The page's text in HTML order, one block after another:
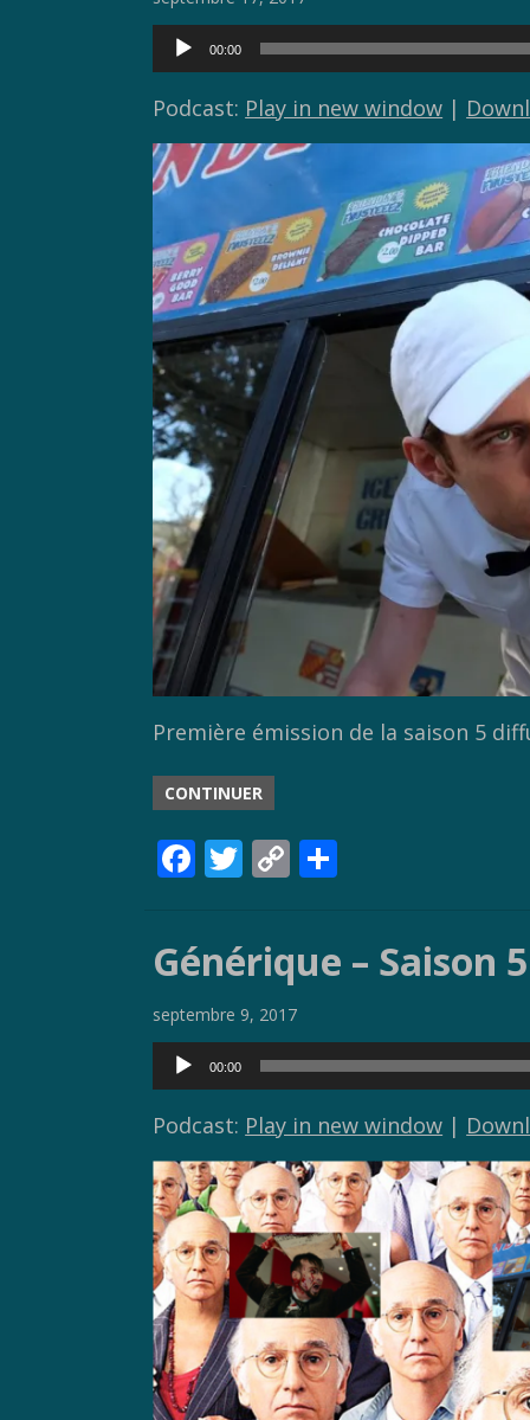
k k
Lecteur
audio
00:00
Podcast: Play in new window |
Première émission de la saison 5
CONTINUER
F
e
b
o
o
k
T
itt
er
C
y
Li
n
k
g
Générique – Saison 5
septembre 9, 2017
Lecteur
audio
00:00
Podcast: Play in new window |